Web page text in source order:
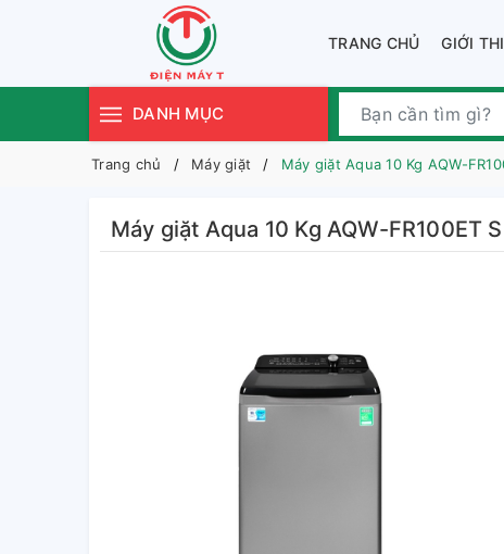
TRANG CHỦ GIỚI
DANH MỤC
Trang chủ Máy giặt Máy giặt Aqua 10 Kg AQW-
Máy giặt Aqua 10 Kg AQW-FR100ET S